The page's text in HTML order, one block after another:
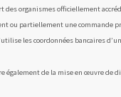
organismes officiellement
ou partiellement une commande
les coordonnées bancaires
également de la mise en œuvre